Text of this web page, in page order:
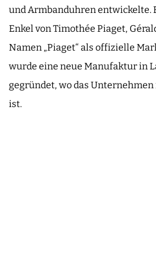
und Armbanduhren entwickelte.
Enkel von Timothée Piaget,
Namen „Piaget“ als offizielle
wurde eine neue Manufaktur in
gegründet, wo das
ist.